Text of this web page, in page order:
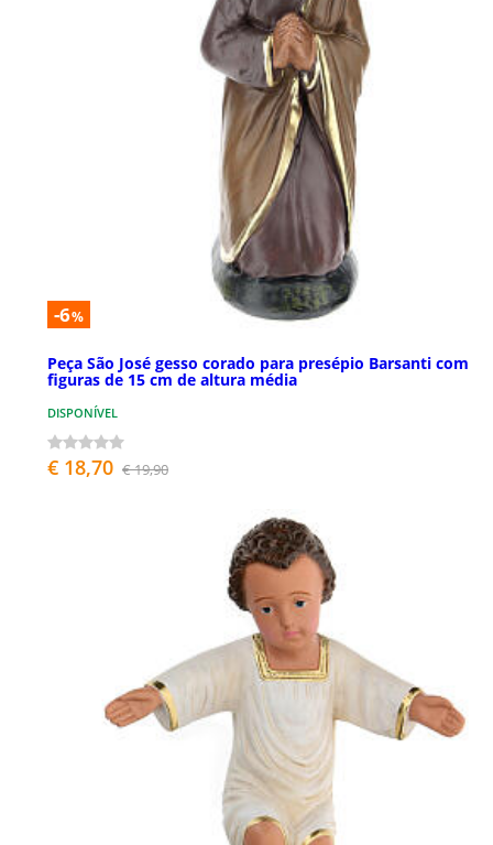
-6%
Peça São José gesso corado para presépio Barsanti com
figuras de 15 cm de altura média
DISPONÍVEL
€ 18,70 € 19,90